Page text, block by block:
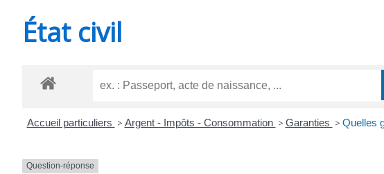
SAINT-
État civil
Accueil particuliers > Argent - Impôts - Consommation > Garanties > Quelles
Question-réponse